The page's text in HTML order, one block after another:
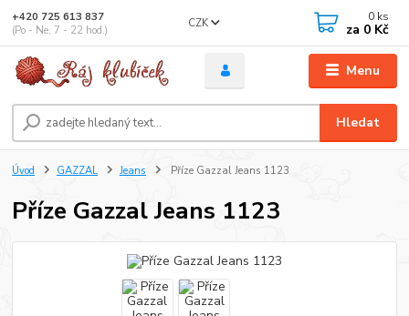
Menu
CZK
Hledat
+420 725 613 837
(Po - Ne, 7 - 22 hod.)
0 ks
za 0 Kč
Úvod GAZZAL Jeans Příze Gazzal Jeans 1123
Příze Gazzal Jeans 1123